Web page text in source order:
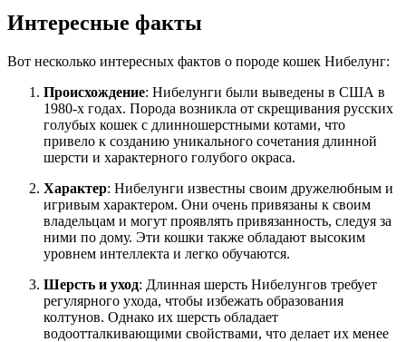
Интересные факты
Вот несколько интересных фактов о породе кошек Нибелунг:
Происхождение: Нибелунги были выведены в США в
1980-х годах. Порода возникла от скрещивания русских
голубых кошек с длинношерстными котами, что
привело к созданию уникального сочетания длинной
шерсти и характерного голубого окраса.
Характер: Нибелунги известны своим дружелюбным и
игривым характером. Они очень привязаны к своим
владельцам и могут проявлять привязанность, следуя за
ними по дому. Эти кошки также обладают высоким
уровнем интеллекта и легко обучаются.
Шерсть и уход: Длинная шерсть Нибелунгов требует
регулярного ухода, чтобы избежать образования
колтунов. Однако их шерсть обладает
водоотталкивающими свойствами, что делает их менее